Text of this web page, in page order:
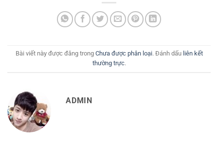
Bài viết này được đăng trong Chưa được phân loại. Đánh dấu liên kết
thường trực.
ADMIN